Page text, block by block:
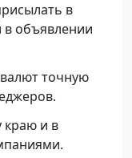
в
в объявлении
точную
краю и в